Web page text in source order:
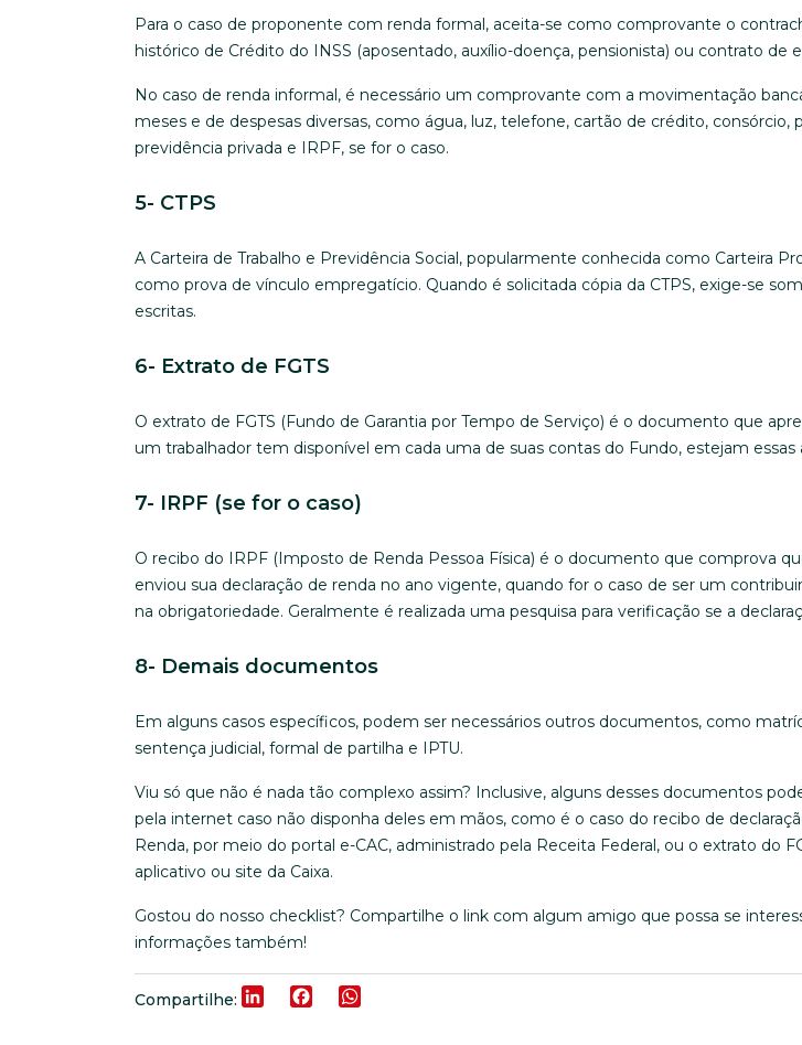
Para o caso de proponente com renda formal, aceita-se como comprovante o
histórico de Crédito do INSS (aposentado, auxílio-doença, pensionista) ou contrato de
No caso de renda informal, é necessário um comprovante com a movimentação
meses e de despesas diversas, como água, luz, telefone, cartão de crédito, consórcio,
previdência privada e IRPF, se for o caso.
5- CTPS
A Carteira de Trabalho e Previdência Social, popularmente conhecida como Carteira
como prova de vínculo empregatício. Quando é solicitada cópia da CTPS, exige-se
escritas.
6- Extrato de FGTS
O extrato de FGTS (Fundo de Garantia por Tempo de Serviço) é o documento que
um trabalhador tem disponível em cada uma de suas contas do Fundo, estejam essas
7- IRPF (se for o caso)
O recibo do IRPF (Imposto de Renda Pessoa Física) é o documento que comprova
enviou sua declaração de renda no ano vigente, quando for o caso de ser um
na obrigatoriedade. Geralmente é realizada uma pesquisa para verificação se a
8- Demais documentos
Em alguns casos específicos, podem ser necessários outros documentos, como
sentença judicial, formal de partilha e IPTU.
Viu só que não é nada tão complexo assim? Inclusive, alguns desses documentos
pela internet caso não disponha deles em mãos, como é o caso do recibo de
Renda, por meio do portal e-CAC, administrado pela Receita Federal, ou o extrato do
aplicativo ou site da Caixa.
Gostou do nosso checklist? Compartilhe o link com algum amigo que possa se
informações também!
Compartilhe: LinkedInFacebook